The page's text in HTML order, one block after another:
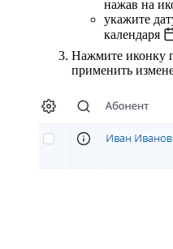
нажав на
укажите
календаря
Нажмите иконку
применить